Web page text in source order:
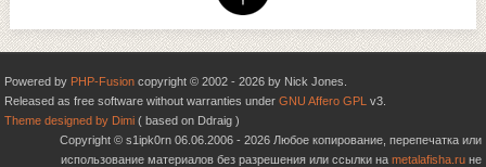
Powered by PHP-Fusion copyright © 2002 - 2026 by Nick Jones.
Released as free software without warranties under GNU Affero GPL v3.
Theme designed by Dimi ( based on Ddraig )
Copyright © s1ipk0rn 06.06.2006 - 2026 Любое копирование, перепечатка или
использование материалов без разрешения или ссылки на metalafisha.ru не